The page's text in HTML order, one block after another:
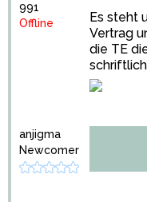
991
Offline
Es steht
Vertrag
die TE
anjigma
Newcomer